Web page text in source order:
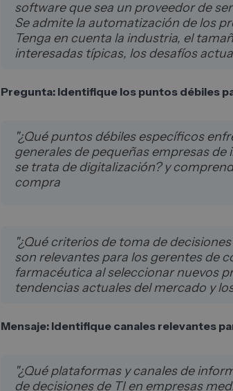
software que sea un proveedor de
Se admite la automatización de los
Tenga en cuenta la industria, el
interesadas típicas, los desafíos
Pregunta: Identifique los puntos débiles
"¿Qué puntos débiles específicos
generales de pequeñas empresas
se trata de digitalización? y
compra
"¿Qué criterios de toma de
son relevantes para los gerentes de
farmacéutica al seleccionar nuevos
tendencias actuales del mercado y
Mensaje: Identifique canales relevantes
"¿Qué plataformas y canales de
de decisiones de TI en empresas